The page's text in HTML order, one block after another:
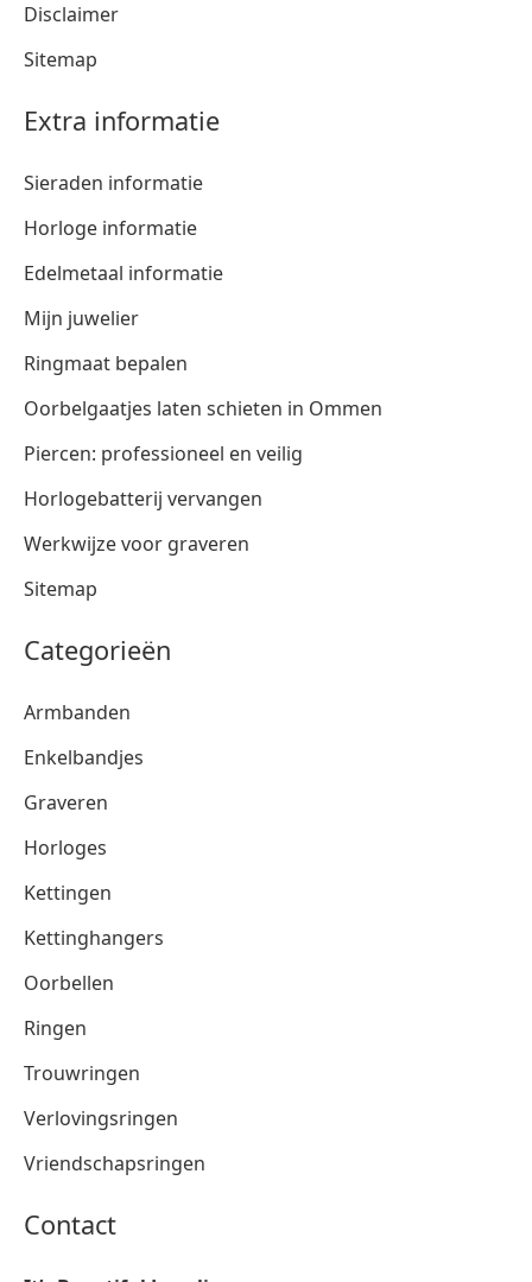
Disclaimer
Sitemap
Extra informatie
Sieraden informatie
Horloge informatie
Edelmetaal informatie
Mijn juwelier
Ringmaat bepalen
Oorbelgaatjes laten schieten in Ommen
Piercen: professioneel en veilig
Horlogebatterij vervangen
Werkwijze voor graveren
Sitemap
Categorieën
Armbanden
Enkelbandjes
Graveren
Horloges
Kettingen
Kettinghangers
Oorbellen
Ringen
Trouwringen
Verlovingsringen
Vriendschapsringen
Contact